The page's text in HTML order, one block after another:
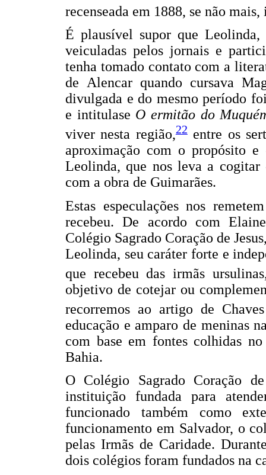
recenseada em 1888, se não
É plausível supor que Leolinda,
veiculadas pelos jornais e
tenha tomado contato com a
de Alencar quando cursava
divulgada e do mesmo período
e intitulase O ermitão do
viver nesta região,22entre os
aproximação com o propósito
Leolinda, que nos leva a cogitar
com a obra de Guimarães.
Estas especulações nos
recebeu. De acordo com
Colégio Sagrado Coração de
Leolinda, seu caráter forte e
que recebeu das irmãs
objetivo de cotejar ou
recorremos ao artigo de
educação e amparo de meninas
com base em fontes colhidas
Bahia.
O Colégio Sagrado Coração
instituição fundada para
funcionado também como
funcionamento em Salvador, o
pelas Irmãs de Caridade.
dois colégios foram fundados na